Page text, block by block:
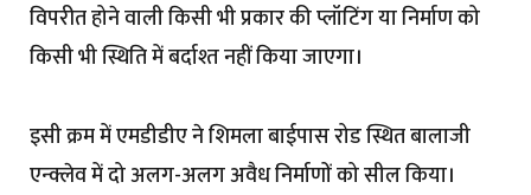
विपरीत होने वाली किसी भी प्रकार की प्लॉटिंग या निर्माण को
किसी भी स्थिति में बर्दाश्त नहीं किया जाएगा।
इसी क्रम में एमडीडीए ने शिमला बाईपास रोड स्थित बालाजी
एन्क्लेव में दो अलग-अलग अवैध निर्माणों को सील किया।